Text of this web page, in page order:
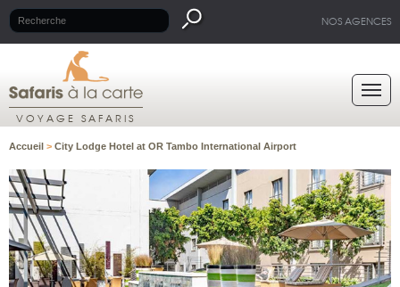
NOS AGENCES
VOYAGE SAFARIS
Accueil > City Lodge Hotel at OR Tambo International Airport